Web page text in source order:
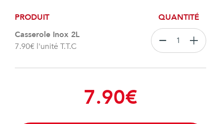
PRODUIT
QUANTITÉ
Casserole Inox 2L
7.90€ l'unité T.T.C
7.90€